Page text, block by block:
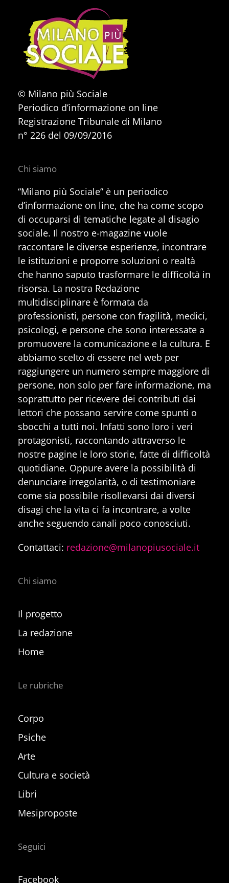
© Milano più Sociale
Periodico d’informazione on line
Registrazione Tribunale di Milano
n° 226 del 09/09/2016
Chi siamo
“Milano più Sociale” è un periodico
d’informazione on line, che ha come scopo
di occuparsi di tematiche legate al disagio
sociale. Il nostro e-magazine vuole
raccontare le diverse esperienze, incontrare
le istituzioni e proporre soluzioni o realtà
che hanno saputo trasformare le difficoltà in
risorsa. La nostra Redazione
multidisciplinare è formata da
professionisti, persone con fragilità, medici,
psicologi, e persone che sono interessate a
promuovere la comunicazione e la cultura. E
abbiamo scelto di essere nel web per
raggiungere un numero sempre maggiore di
persone, non solo per fare informazione, ma
soprattutto per ricevere dei contributi dai
lettori che possano servire come spunti o
sbocchi a tutti noi. Infatti sono loro i veri
protagonisti, raccontando attraverso le
nostre pagine le loro storie, fatte di difficoltà
quotidiane. Oppure avere la possibilità di
denunciare irregolarità, o di testimoniare
come sia possibile risollevarsi dai diversi
disagi che la vita ci fa incontrare, a volte
anche seguendo canali poco conosciuti.
Contattaci: redazione@milanopiusociale.it
Chi siamo
Il progetto
La redazione
Home
Le rubriche
Corpo
Psiche
Arte
Cultura e società
Libri
Mesiproposte
Seguici
Facebook